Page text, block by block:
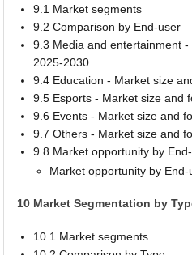
9.1 Market segments
9.2 Comparison by End-user
9.3 Media and entertainment
2025-2030
9.4 Education - Market size
9.5 Esports - Market size and
9.6 Events - Market size and
9.7 Others - Market size and
9.8 Market opportunity by
Market opportunity by
10 Market Segmentation by
10.1 Market segments